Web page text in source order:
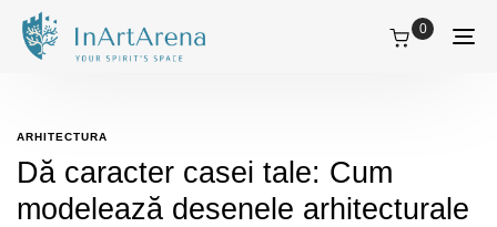
0
ARHITECTURA
Dă caracter casei tale: Cum
modelează desenele arhitecturale